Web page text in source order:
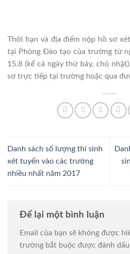
Thời hạn và địa điểm nộp hồ sơ
tại Phòng Đào tạo của trường từ
15.8 (kể cả ngày thứ bảy, chủ
sơ trực tiếp tại trường hoặc qua
Danh sách số lượng thí sinh
xét tuyển vào các trường
nhiều nhất năm 2017
Để lại một bình luận
Email của bạn sẽ không được
trường bắt buộc được đánh dấu